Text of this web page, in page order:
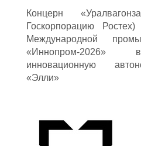
Концерн
Госкорпорацию
Международной
«Иннопром-2026»
инновационную
«Элли»